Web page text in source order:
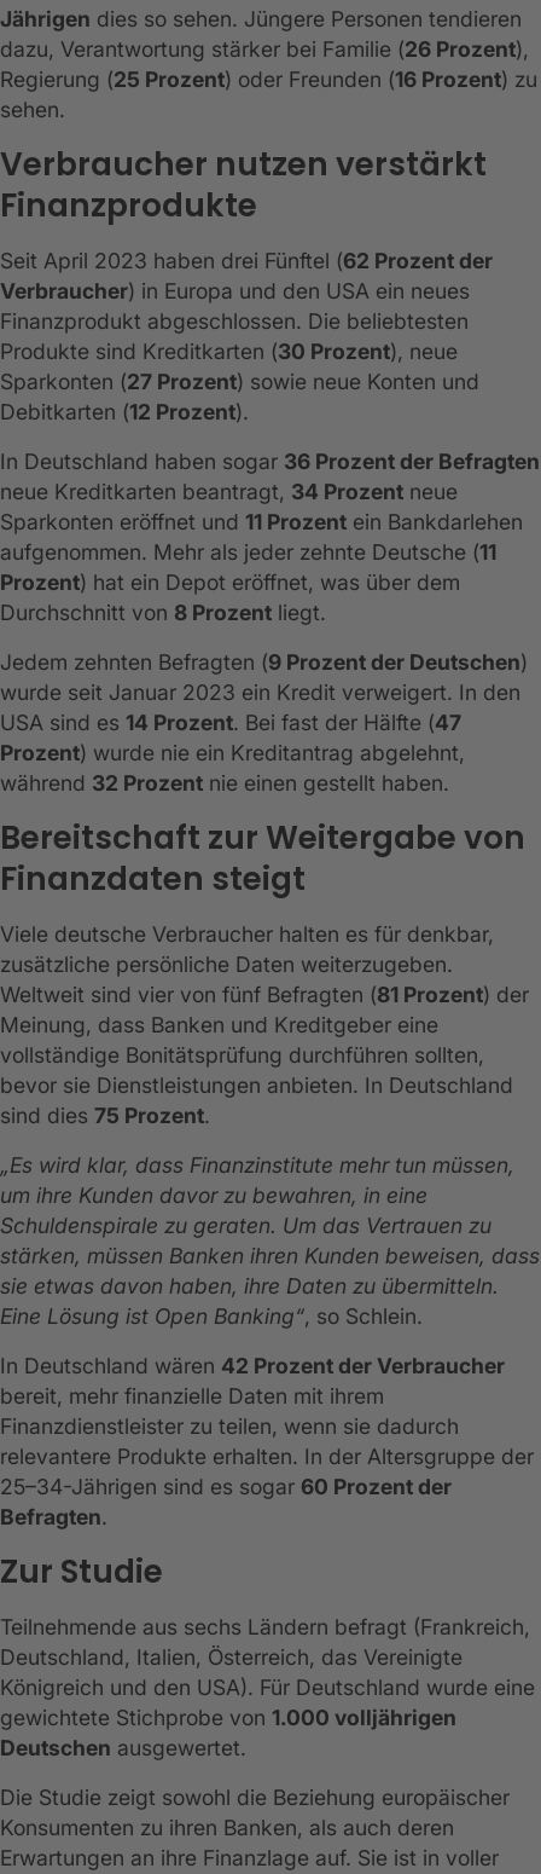
Jährigen dies so sehen. Jüngere Personen tendieren
dazu, Verantwortung stärker bei Familie (26 Prozent),
Regierung (25 Prozent) oder Freunden (16 Prozent) zu
sehen.
Verbraucher nutzen verstärkt
Finanzprodukte
Seit April 2023 haben drei Fünftel (62 Prozent der
Verbraucher) in Europa und den USA ein neues
Finanzprodukt abgeschlossen. Die beliebtesten
Produkte sind Kreditkarten (30 Prozent), neue
Sparkonten (27 Prozent) sowie neue Konten und
Debitkarten (12 Prozent).
In Deutschland haben sogar 36 Prozent der Befragten
neue Kreditkarten beantragt, 34 Prozent neue
Sparkonten eröffnet und 11 Prozent ein Bankdarlehen
aufgenommen. Mehr als jeder zehnte Deutsche (11
Prozent) hat ein Depot eröffnet, was über dem
Durchschnitt von 8 Prozent liegt.
Jedem zehnten Befragten (9 Prozent der Deutschen)
wurde seit Januar 2023 ein Kredit verweigert. In den
USA sind es 14 Prozent. Bei fast der Hälfte (47
Prozent) wurde nie ein Kreditantrag abgelehnt,
während 32 Prozent nie einen gestellt haben.
Bereitschaft zur Weitergabe von
Finanzdaten steigt
Viele deutsche Verbraucher halten es für denkbar,
zusätzliche persönliche Daten weiterzugeben.
Weltweit sind vier von fünf Befragten (81 Prozent) der
Meinung, dass Banken und Kreditgeber eine
vollständige Bonitätsprüfung durchführen sollten,
bevor sie Dienstleistungen anbieten. In Deutschland
sind dies 75 Prozent.
„Es wird klar, dass Finanzinstitute mehr tun müssen,
um ihre Kunden davor zu bewahren, in eine
Schuldenspirale zu geraten. Um das Vertrauen zu
stärken, müssen Banken ihren Kunden beweisen, dass
sie etwas davon haben, ihre Daten zu übermitteln.
Eine Lösung ist Open Banking“, so Schlein.
In Deutschland wären 42 Prozent der Verbraucher
bereit, mehr finanzielle Daten mit ihrem
Finanzdienstleister zu teilen, wenn sie dadurch
relevantere Produkte erhalten. In der Altersgruppe der
25–34-Jährigen sind es sogar 60 Prozent der
Befragten.
Zur Studie
Teilnehmende aus sechs Ländern befragt (Frankreich,
Deutschland, Italien, Österreich, das Vereinigte
Königreich und den USA). Für Deutschland wurde eine
gewichtete Stichprobe von 1.000 volljährigen
Deutschen ausgewertet.
Die Studie zeigt sowohl die Beziehung europäischer
Konsumenten zu ihren Banken, als auch deren
Erwartungen an ihre Finanzlage auf. Sie ist in voller